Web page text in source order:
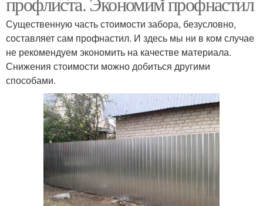
Существенную часть стоимости забора, безусловно,
составляет сам профнастил. И здесь мы ни в ком случае
не рекомендуем экономить на качестве материала.
Снижения стоимости можно добиться другими
способами.